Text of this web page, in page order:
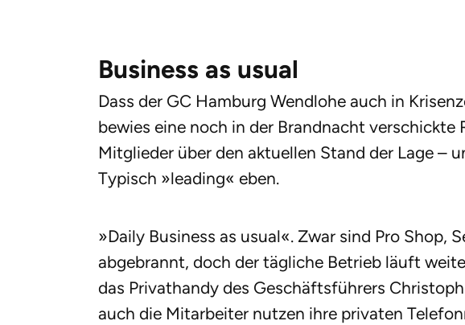
Business as usual
Dass der GC Hamburg Wendlohe auch in
bewies eine noch in der Brandnacht verschickte
Mitglieder über den aktuellen Stand der Lage –
Typisch »leading« eben.
»Daily Business as usual«. Zwar sind Pro Shop,
abgebrannt, doch der tägliche Betrieb läuft
das Privathandy des Geschäftsführers
auch die Mitarbeiter nutzen ihre privaten